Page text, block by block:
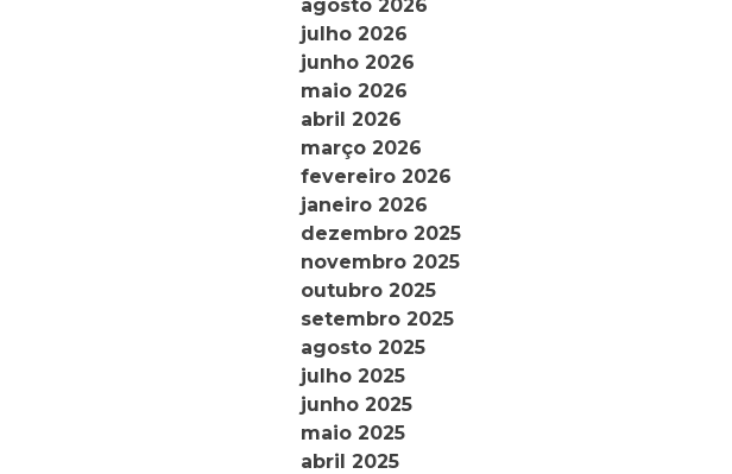
agosto 2026
julho 2026
junho 2026
maio 2026
abril 2026
março 2026
fevereiro 2026
janeiro 2026
dezembro 2025
novembro 2025
outubro 2025
setembro 2025
agosto 2025
julho 2025
junho 2025
maio 2025
abril 2025